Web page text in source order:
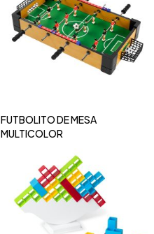
FUTBOLITO DE MESA
MULTICOLOR